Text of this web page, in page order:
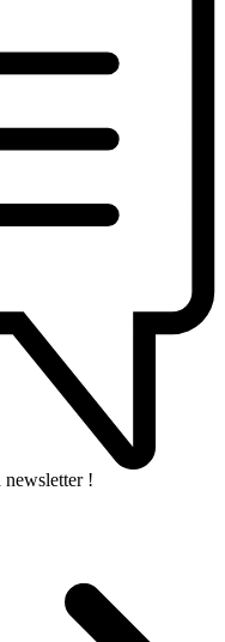
newsletter !